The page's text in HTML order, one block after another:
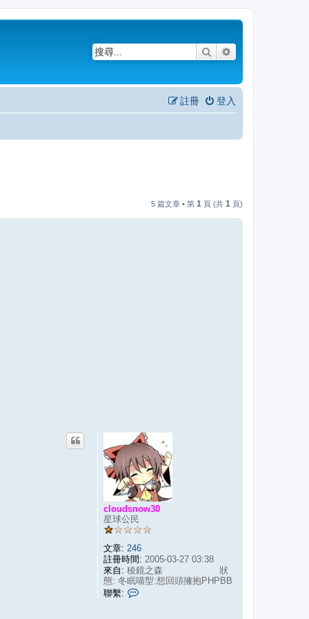
搜尋
登入
註冊
5 篇文章 • 第 1 頁 (共 1 頁)
cloudsnow30
星球公民
文章: 246
註冊時間: 2005-03-27 03:38
來自: 稜鏡之森 狀
態: 冬眠喵型:想回頭擁抱PHPBB
聯繫: